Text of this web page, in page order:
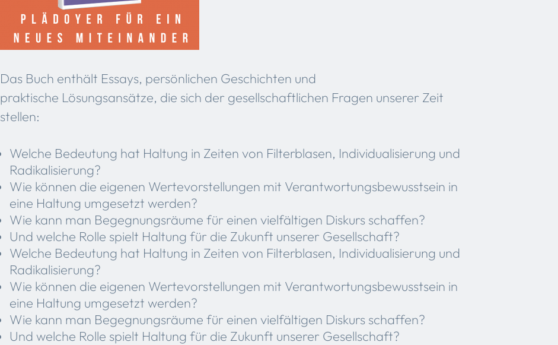
Das Buch enthält Essays, persönlichen Geschichten und
praktische Lösungsansätze, die sich der gesellschaftlichen Fragen unserer Zeit
stellen:
Welche Bedeutung hat Haltung in Zeiten von Filterblasen, Individualisierung und
Radikalisierung?
Wie können die eigenen Wertevorstellungen mit Verantwortungsbewusstsein in
eine Haltung umgesetzt werden?
Wie kann man Begegnungsräume für einen vielfältigen Diskurs schaffen?
Und welche Rolle spielt Haltung für die Zukunft unserer Gesellschaft?
Welche Bedeutung hat Haltung in Zeiten von Filterblasen, Individualisierung und
Radikalisierung?
Wie können die eigenen Wertevorstellungen mit Verantwortungsbewusstsein in
eine Haltung umgesetzt werden?
Wie kann man Begegnungsräume für einen vielfältigen Diskurs schaffen?
Und welche Rolle spielt Haltung für die Zukunft unserer Gesellschaft?